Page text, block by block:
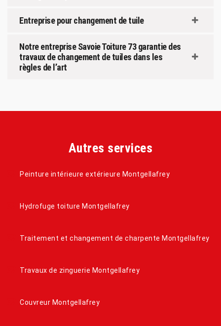
Entreprise pour changement de tuile
Notre entreprise Savoie Toiture 73 garantie des
travaux de changement de tuiles dans les
règles de l’art
Autres services
Peinture intérieure extérieure Montgellafrey
Hydrofuge toiture Montgellafrey
Traitement et changement de charpente Montgellafrey
Travaux de zinguerie Montgellafrey
Couvreur Montgellafrey